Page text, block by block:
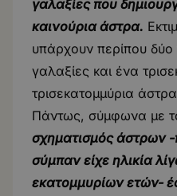
γαλαξίες που
καινούρια άστρα.
υπάρχουν περίπου δύο
γαλαξίες και ένα
τρισεκατομμύρια
Πάντως, σύμφωνα με
σχηματισμός άστρων
σύμπαν είχε ηλικία
εκατομμυρίων ετών-